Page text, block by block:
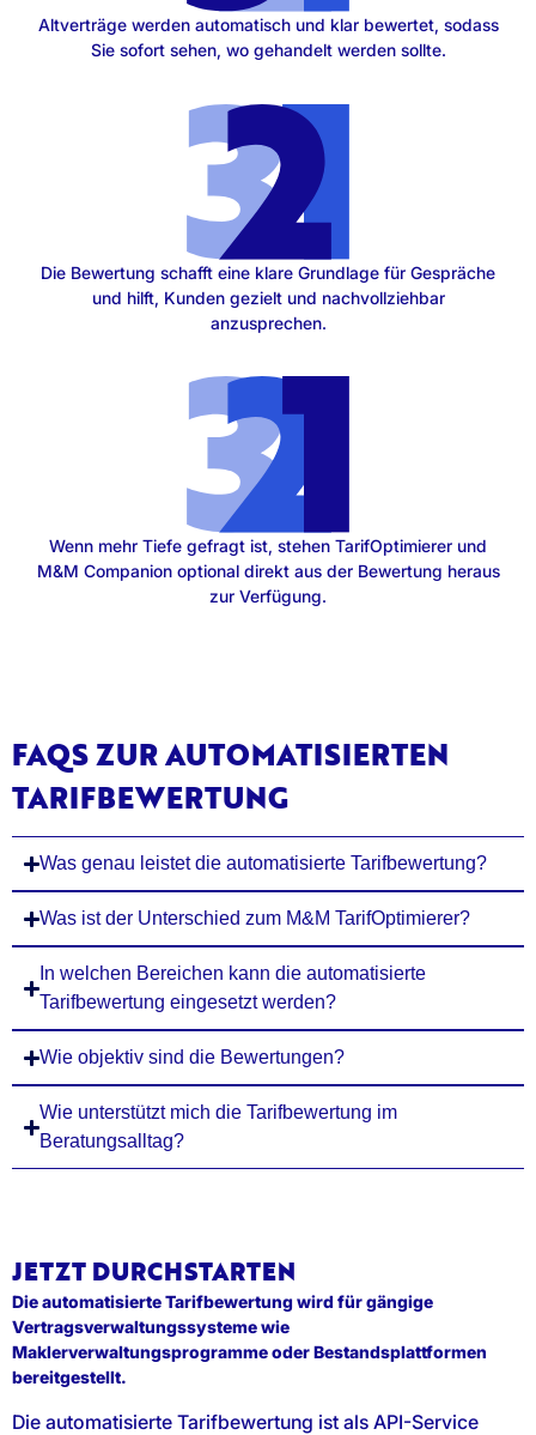
Altverträge werden automatisch und klar bewertet, sodass
Sie sofort sehen, wo gehandelt werden sollte.
Die Bewertung schafft eine klare Grundlage für Gespräche
und hilft, Kunden gezielt und nachvollziehbar
anzusprechen.
Wenn mehr Tiefe gefragt ist, stehen TarifOptimierer und
M&M Companion optional direkt aus der Bewertung heraus
zur Verfügung.
FAQS ZUR AUTOMATISIERTEN
TARIFBEWERTUNG
Was genau leistet die automatisierte Tarifbewertung?
Was ist der Unterschied zum M&M TarifOptimierer?
In welchen Bereichen kann die automatisierte
Tarifbewertung eingesetzt werden?
Wie objektiv sind die Bewertungen?
Wie unterstützt mich die Tarifbewertung im
Beratungsalltag?
JETZT DURCHSTARTEN
Die automatisierte Tarifbewertung wird für gängige
Vertragsverwaltungssysteme wie
Maklerverwaltungsprogramme oder Bestandsplattformen
bereitgestellt.
Die automatisierte Tarifbewertung ist als API-Service